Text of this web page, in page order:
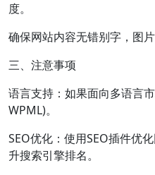
度。
确保网站内容无错别字，图片
三、注意事项
语言支持：如果面向多语言
WPML)。
SEO优化：使用SEO插件优
升搜索引擎排名。